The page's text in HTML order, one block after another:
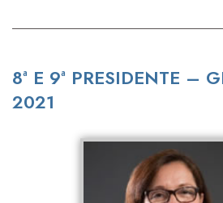
8ª E 9ª PRESIDENTE –
2021